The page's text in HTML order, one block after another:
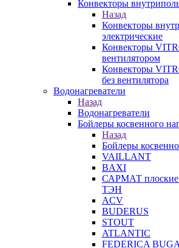
Конвекторы
Назад
Конвекторы
электрические
Конвекторы
вентилятором
Конвекторы
без вентилятора
Водонагреватели
Назад
Водонагреватели
Бойлеры косвенного
Назад
Бойлеры
VAILLANT
BAXI
САРМАТ плоские
ТЭН
ACV
BUDERUS
STOUT
ATLANTIC
FEDERICA